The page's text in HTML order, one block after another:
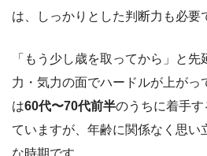
は、しっかりとした判断力も必要
「もう少し歳を取ってから」と
力・気力の面でハードルが上がっ
は60代〜70代前半のうちに着手
ていますが、年齢に関係なく思い
な時期です。